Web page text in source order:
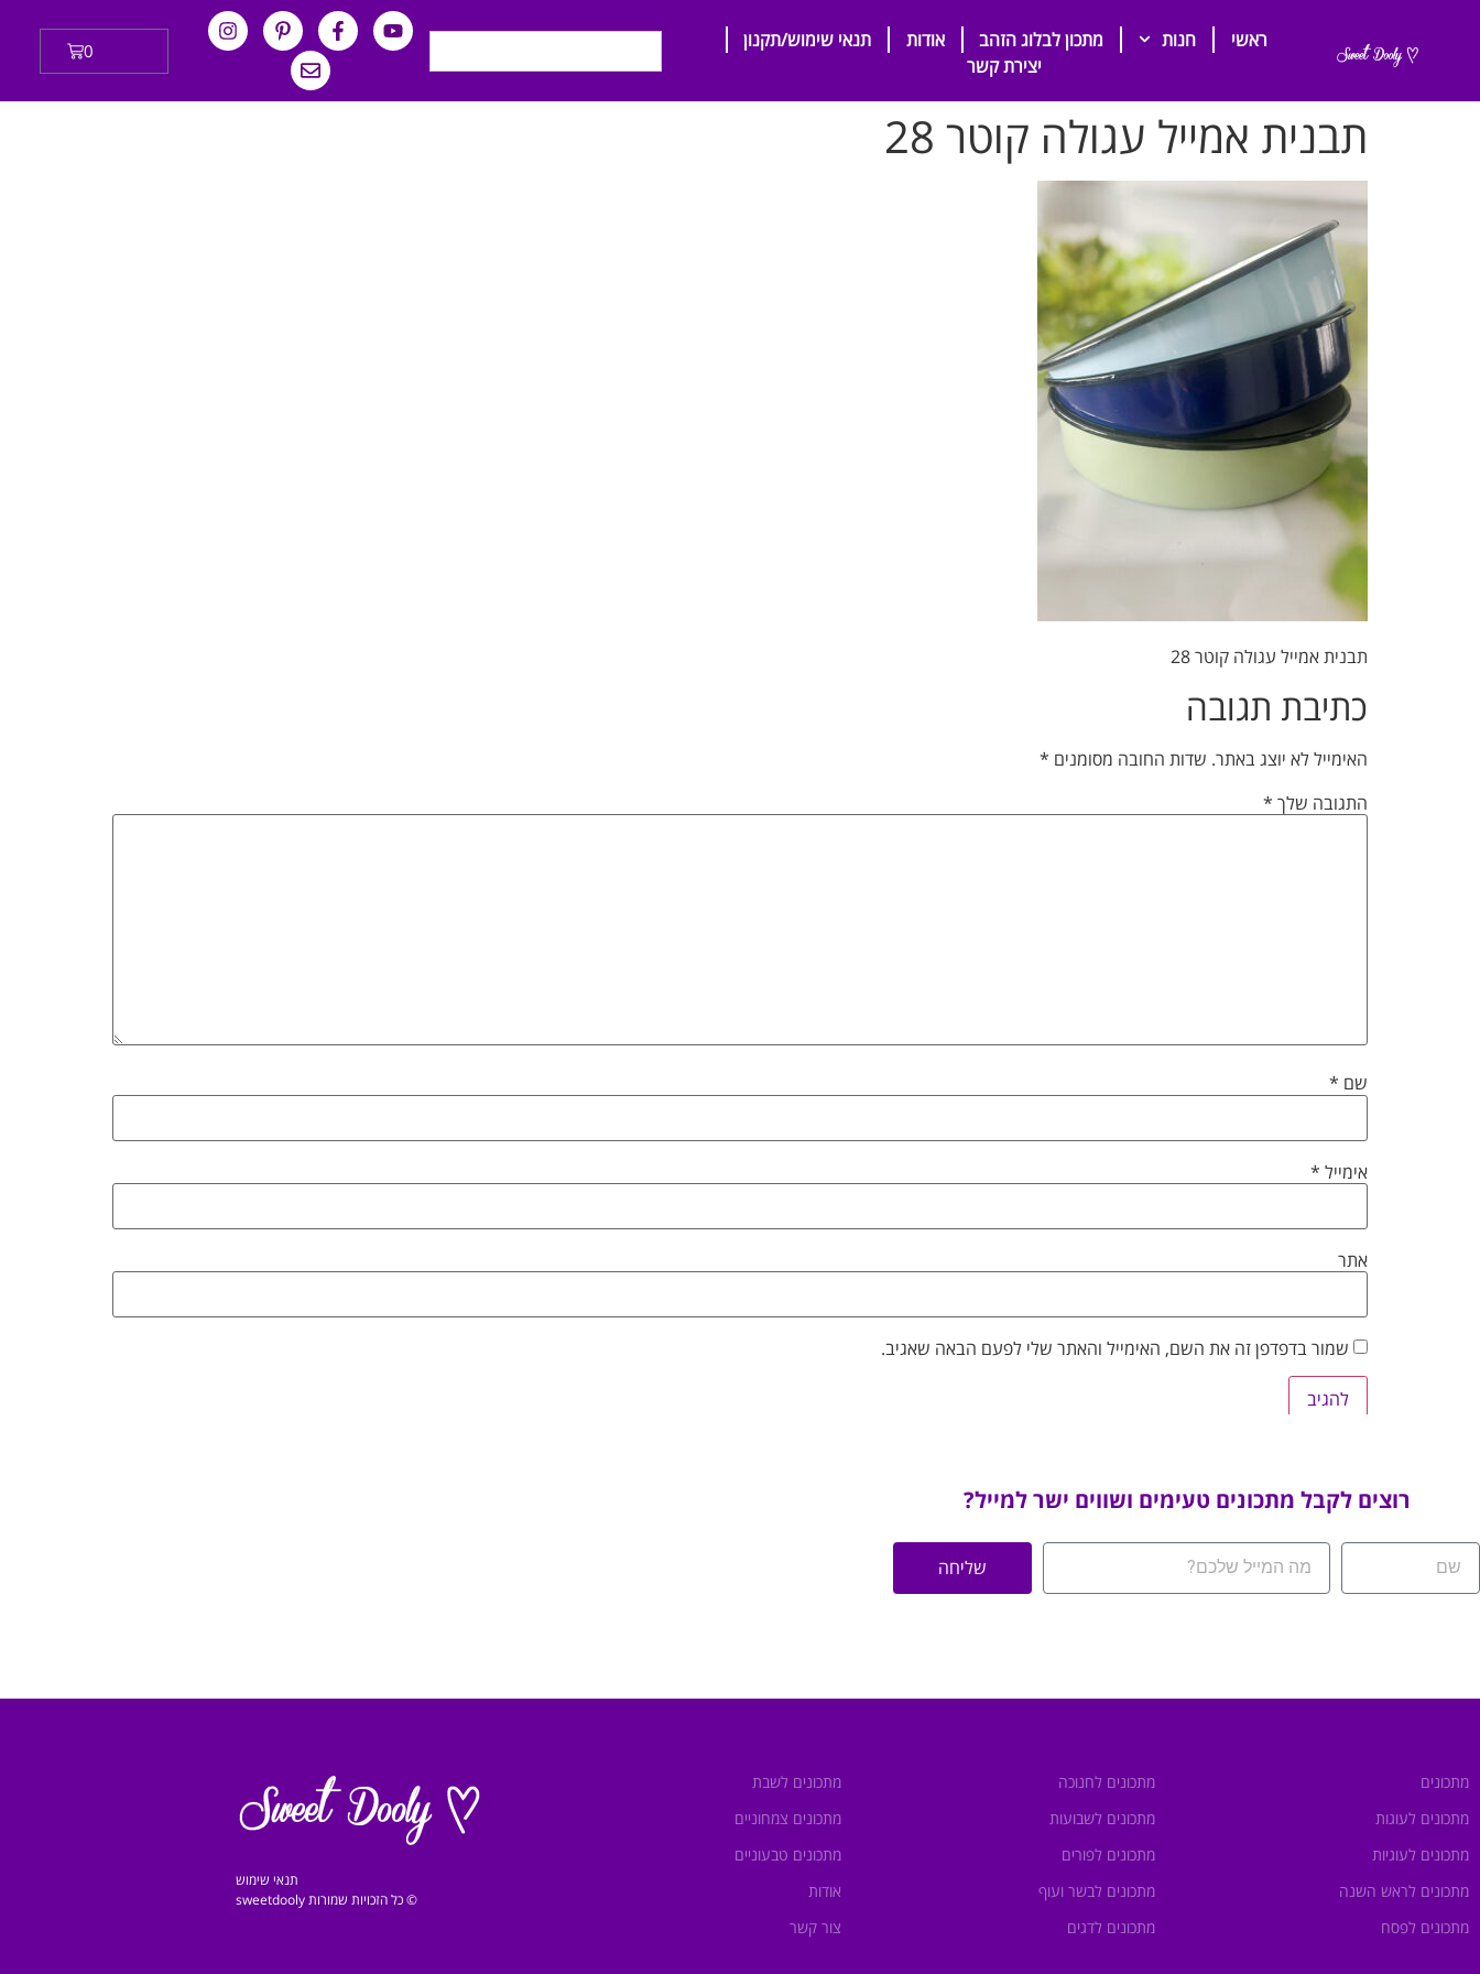
ראשי חנות מתכון לבלוג הזהב אודות
תנאי שימוש/תקנון
יצירת קשר
0
תבנית אמייל עגולה קוטר 28
תבנית אמייל עגולה קוטר 28
כתיבת תגובה
האימייל לא יוצג באתר. שדות החובה מסומנים *
התגובה שלך *
שם *
אימייל *
אתר
שמור בדפדפן זה את השם, האימייל והאתר שלי לפעם הבאה שאגיב.
רוצים לקבל מתכונים טעימים ושווים ישר למייל?
שליחה
מתכונים
מתכונים לעוגות
מתכונים לעוגיות
מתכונים לראש השנה
מתכונים לפסח
מתכונים לחנוכה
מתכונים לשבועות
מתכונים לפורים
מתכונים לבשר ועוף
מתכונים לדגים
מתכונים לשבת
מתכונים צמחוניים
מתכונים טבעוניים
אודות
צור קשר
תנאי שימוש
© כל הזכויות שמורות sweetdooly